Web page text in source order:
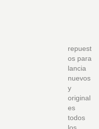
repuest
os para
lancia
nuevos
y
original
es
todos